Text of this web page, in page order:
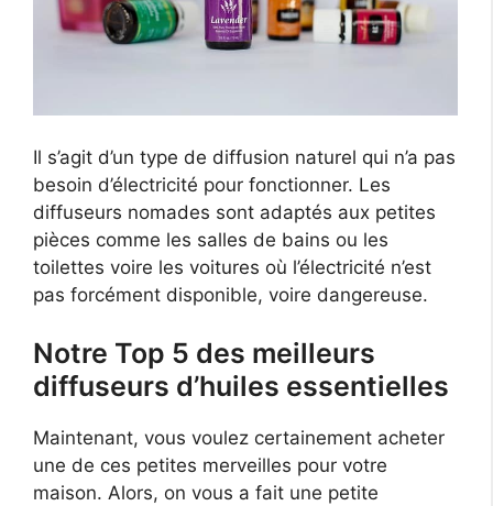
Il s’agit d’un type de diffusion naturel qui n’a pas
besoin d’électricité pour fonctionner. Les
diffuseurs nomades sont adaptés aux petites
pièces comme les salles de bains ou les
toilettes voire les voitures où l’électricité n’est
pas forcément disponible, voire dangereuse.
Notre Top 5 des meilleurs
diffuseurs d’huiles essentielles
Maintenant, vous voulez certainement acheter
une de ces petites merveilles pour votre
maison. Alors, on vous a fait une petite